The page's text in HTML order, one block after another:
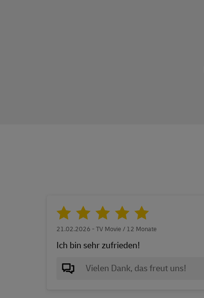
21.02.2026 - TV Movie / 12 Monate
Ich bin sehr zufrieden!
Vielen Dank, das freut uns!